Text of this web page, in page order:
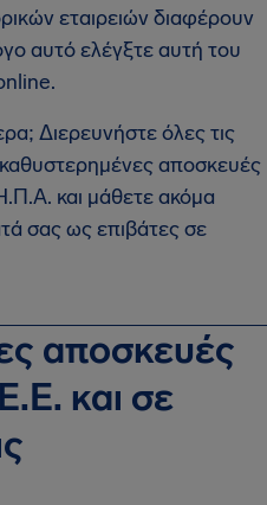
εταιρειών διαφέρουν
αυτό ελέγξτε αυτή του
Διερευνήστε όλες τις
καθυστερημένες αποσκευές
και μάθετε ακόμα
σας ως επιβάτες σε
αποσκευές
και σε